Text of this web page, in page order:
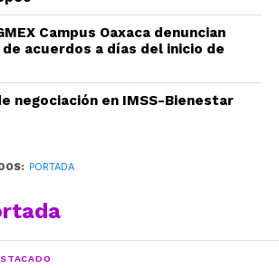
Campus Oaxaca denuncian
acuerdos a días del inicio de
negociación en IMSS-Bienestar
PORTADA